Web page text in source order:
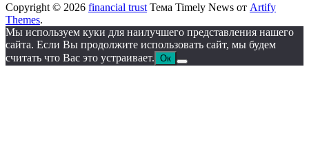
Copyright © 2026 financial trust Тема Timely News от Artify
Themes.
Мы используем куки для наилучшего представления нашего
сайта. Если Вы продолжите использовать сайт, мы будем
считать что Вас это устраивает. Ок